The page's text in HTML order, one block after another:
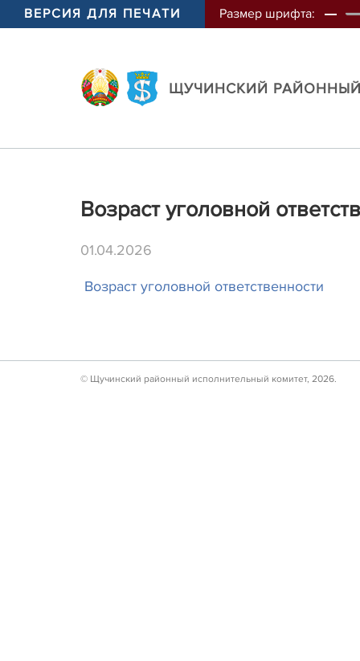
ВЕРСИЯ ДЛЯ ПЕЧАТИ Размер шрифта:
ЩУЧИНСКИЙ
Возраст уголовной
01.04.2026
Возраст уголовной ответственности
© Щучинский районный исполнительный комитет, 2026.